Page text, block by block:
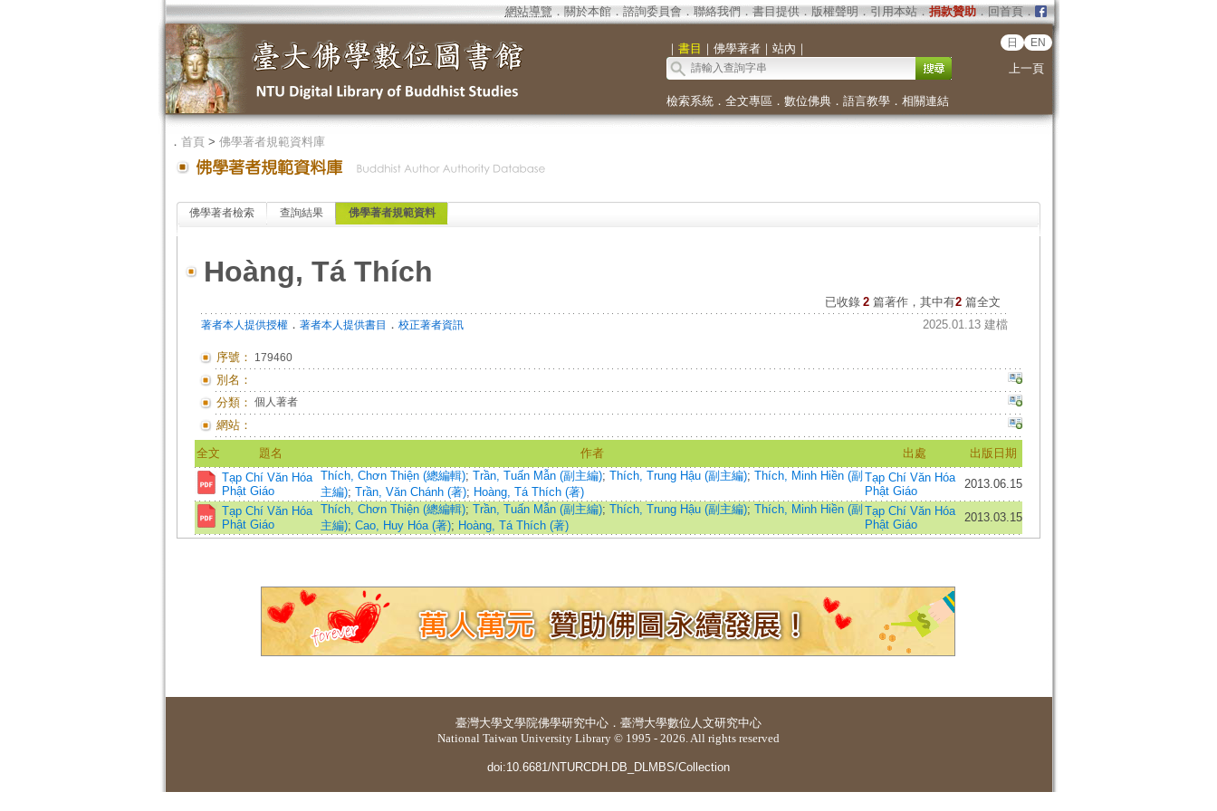
網站導覽 ． 關於本館． 諮詢委員會． 聯絡我們 ． 書目提供． 版權聲明 ． 引用本站． 捐款贊助．回首頁．
｜ 書目 ｜ 佛學著者｜ 站內 ｜ 日 EN
上一頁
檢索系統． 全文專區 ． 數位佛典． 語言教學． 相關連結
． 首頁> 佛學著者規範資料庫
佛學著者檢索 查詢結果 佛學著者規範資料
Hoàng, Tá Thích
已收錄 2 篇著作，其中有2篇全文
著者本人提供授權． 著者本人提供書目 ． 校正著者資訊 2025.01.13 建檔
序號： 179460
別名：
分類： 個人著者
網站：
全文 題名 作者 出處
出版日期
Tạp Chí Văn Hóa
Phật Giáo
Thích, Chơn Thiện (總編輯); Trần, Tuấn Mẫn (副主編); Thích, Trung Hậu (副主編); Thích, Minh Hiền (副
主編); Trần, Văn Chánh (著); Hoàng, Tá Thích (著)
Tạp Chí Văn Hóa
Phật Giáo
2013.06.15
Tạp Chí Văn Hóa
Phật Giáo
Thích, Chơn Thiện (總編輯); Trần, Tuấn Mẫn (副主編); Thích, Trung Hậu (副主編); Thích, Minh Hiền (副
主編); Cao, Huy Hóa (著); Hoàng, Tá Thích (著)
Tạp Chí Văn Hóa
Phật Giáo
2013.03.15
臺灣大學文學院佛學研究中心 ． 臺灣大學數位人文研究中心
National Taiwan University Library © 1995 - 2026. All rights reserved
doi:10.6681/NTURCDH.DB_DLMBS/Collection